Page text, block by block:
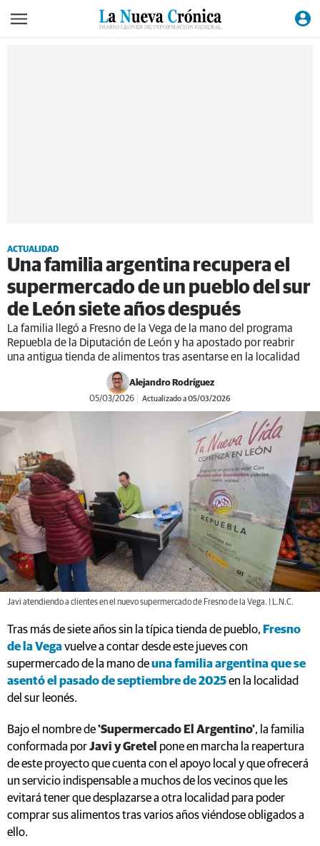
ACTUALIDAD
Una familia argentina recupera el
supermercado de un pueblo del sur
de León siete años después
La familia llegó a Fresno de la Vega de la mano del programa
Repuebla de la Diputación de León y ha apostado por reabrir
una antigua tienda de alimentos tras asentarse en la localidad
Alejandro Rodríguez
05/03/2026 Actualizado a 05/03/2026
Javi atendiendo a clientes en el nuevo supermercado de Fresno de la Vega. | L.N.C.
Tras más de siete años sin la típica tienda de pueblo, Fresno
de la Vegavuelve a contar desde este jueves con
supermercado de la mano deuna familia argentina que se
asentó el pasado de septiembre de 2025en la localidad
del sur leonés.
Bajo el nombre de'Supermercado El Argentino', la familia
conformada porJavi y Gretel pone en marcha la reapertura
de este proyecto que cuenta con el apoyo local y que ofrecerá
un servicio indispensable a muchos de los vecinos que les
evitará tener que desplazarse a otra localidad para poder
comprar sus alimentos tras varios años viéndose obligados a
ello.